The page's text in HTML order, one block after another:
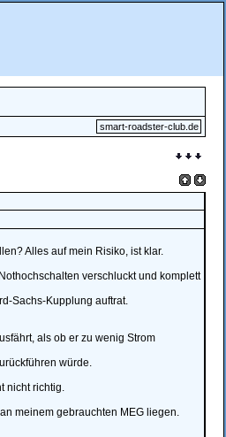
smart-roadster-club.de
Alles auf mein Risiko, ist klar.
verschluckt und komplett
Sachs-Kupplung auftrat.
als ob er zu wenig Strom
würde.
nicht richtig.
meinem gebrauchten MEG liegen.